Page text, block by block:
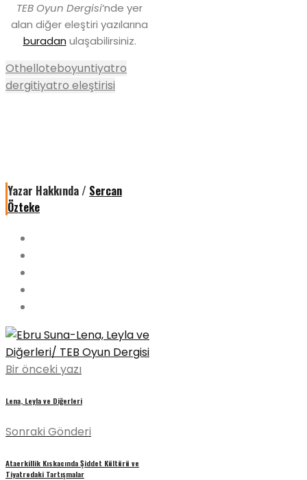
TEB Oyun Dergisi‘nde yer
alan diğer eleştiri yazılarına
buradan ulaşabilirsiniz.
Othelloteboyuntiyatro
dergitiyatro eleştirisi
Yazar Hakkında / Sercan
Özteke
Bir önceki yazı
Lena, Leyla ve Diğerleri
Sonraki Gönderi
Ataerkillik Kıskacında Şiddet Kültürü ve
Tiyatrodaki Tartışmalar